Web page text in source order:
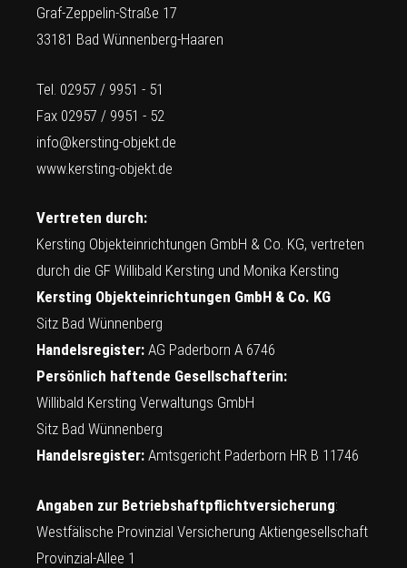
Graf-Zeppelin-Straße 17
33181 Bad Wünnenberg-Haaren
Tel. 02957 / 9951 - 51
Fax 02957 / 9951 - 52
info@kersting-objekt.de
www.kersting-objekt.de
Vertreten durch:
Kersting Objekteinrichtungen GmbH & Co. KG, vertreten
durch die GF Willibald Kersting und Monika Kersting
Kersting Objekteinrichtungen GmbH & Co. KG
Sitz Bad Wünnenberg
Handelsregister: AG Paderborn A 6746
Persönlich haftende Gesellschafterin:
Willibald Kersting Verwaltungs GmbH
Sitz Bad Wünnenberg
Handelsregister: Amtsgericht Paderborn HR B 11746
Angaben zur Betriebshaftpflichtversicherung:
Westfälische Provinzial Versicherung Aktiengesellschaft
Provinzial-Allee 1